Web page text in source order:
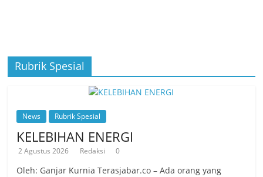
Rubrik Spesial
News Rubrik Spesial
KELEBIHAN ENERGI
2 Agustus 2026 Redaksi 0
Oleh: Ganjar Kurnia Terasjabar.co – Ada orang yang